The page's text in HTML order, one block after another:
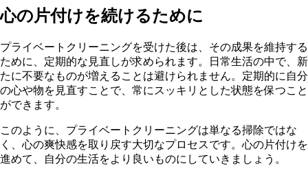
心の片付けを続けるために
プライベートクリーニングを受けた後は、その成果を維持する
ために、定期的な見直しが求められます。日常生活の中で、新
たに不要なものが増えることは避けられません。定期的に自分
の心や物を見直すことで、常にスッキリとした状態を保つこと
ができます。
このように、プライベートクリーニングは単なる掃除ではな
く、心の爽快感を取り戻す大切なプロセスです。心の片付けを
進めて、自分の生活をより良いものにしていきましょう。